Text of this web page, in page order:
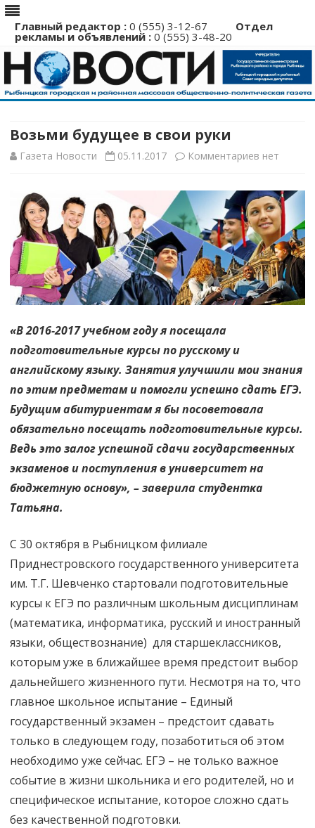
Главный редактор : 0 (555) 3-12-67 Отдел
рекламы и объявлений : 0 (555) 3-48-20
Перейти
Возьми будущее в свои руки
Газета Новости 05.11.2017 Комментариев к
Возьми
будущее
в
свои
руки
нет
«В 2016-2017 учебном году я посещала
подготовительные курсы по русскому и
английскому языку. Занятия улучшили мои знания
по этим предметам и помогли успешно сдать ЕГЭ.
Будущим абитуриентам я бы посоветовала
обязательно посещать подготовительные курсы.
Ведь это залог успешной сдачи государственных
экзаменов и поступления в университет на
бюджетную основу», – заверила студентка
Татьяна.
С 30 октября в Рыбницком филиале
Приднестровского государственного университета
им. Т.Г. Шевченко стартовали подготовительные
курсы к ЕГЭ по различным школьным дисциплинам
(математика, информатика, русский и иностранный
языки, обществознание) для старшеклассников,
которым уже в ближайшее время предстоит выбор
дальнейшего жизненного пути. Несмотря на то, что
главное школьное испытание – Единый
государственный экзамен – предстоит сдавать
только в следующем году, позаботиться об этом
необходимо уже сейчас. ЕГЭ – не только важное
событие в жизни школьника и его родителей, но и
специфическое испытание, которое сложно сдать
без качественной подготовки.